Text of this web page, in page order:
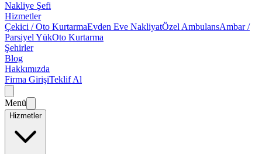
Nakliye Şefi
Hizmetler
Çekici / Oto KurtarmaEvden Eve NakliyatÖzel AmbulansAmbar /
Parsiyel YükOto Kurtarma
Şehirler
Blog
Hakkımızda
Firma GirişiTeklif Al
Menü
Hizmetler